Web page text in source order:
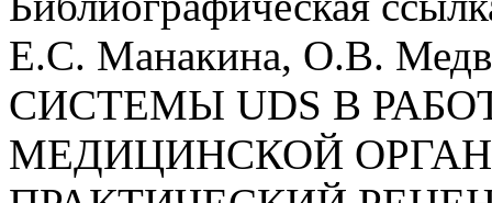
Е.С. Манакина, О.В.
СИСТЕМЫ UDS В
МЕДИЦИНСКОЙ